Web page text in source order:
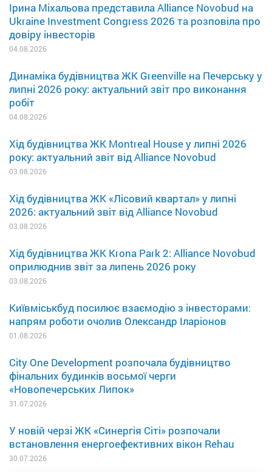
Ірина Міхальова представила Alliance Novobud на
Ukraine Investment Congress 2026 та розповіла про
довіру інвесторів
04.08.2026
Динаміка будівництва ЖК Greenville на Печерську у
липні 2026 року: актуальний звіт про виконання
робіт
04.08.2026
Хід будівництва ЖК Montreal House у липні 2026
року: актуальний звіт від Alliance Novobud
03.08.2026
Хід будівництва ЖК «Лісовий квартал» у липні
2026: актуальний звіт від Alliance Novobud
03.08.2026
Хід будівництва ЖК Krona Park 2: Alliance Novobud
оприлюднив звіт за липень 2026 року
03.08.2026
Київміськбуд посилює взаємодію з інвесторами:
напрям роботи очолив Олександр Іларіонов
01.08.2026
City One Development розпочала будівництво
фінальних будинків восьмої черги
«Новопечерських Липок»
31.07.2026
У новій черзі ЖК «Синергія Сіті» розпочали
встановлення енергоефективних вікон Rehau
30.07.2026